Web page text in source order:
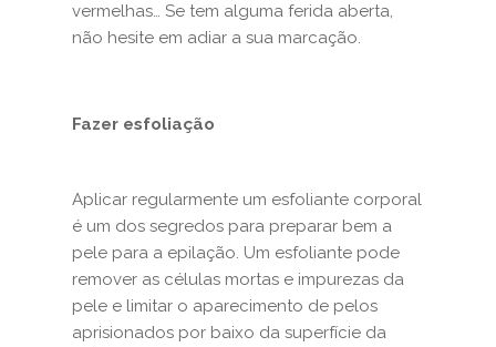
vermelhas… Se tem alguma ferida aberta,
não hesite em adiar a sua marcação.
Fazer esfoliação
Aplicar regularmente um esfoliante corporal
é um dos segredos para preparar bem a
pele para a epilação. Um esfoliante pode
remover as células mortas e impurezas da
pele e limitar o aparecimento de pelos
aprisionados por baixo da superfície da